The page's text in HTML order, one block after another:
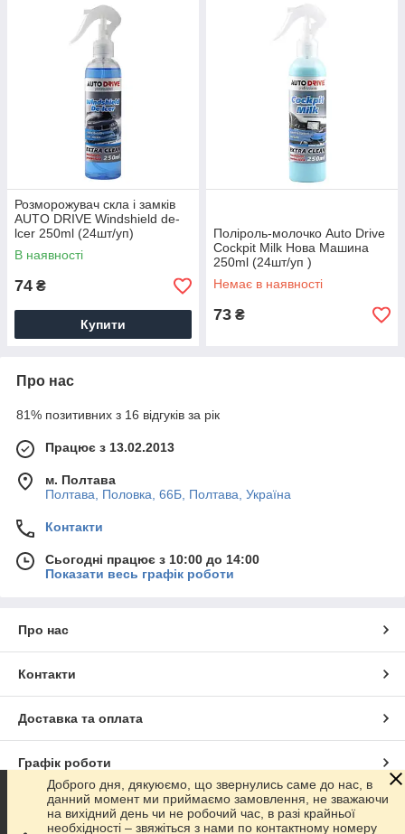
Розморожувач скла і замків
AUTO DRIVE Windshield de-
lcer 250ml (24шт/уп)
В наявності
74 ₴
Купити
Поліроль-молочко Auto Drive
Cockpit Milk Нова Машина
250ml (24шт/уп )
Немає в наявності
73 ₴
Про нас
81% позитивних з 16 відгуків за рік
Працює з 13.02.2013
м. Полтава
Полтава, Половка, 66Б, Полтава, Україна
Контакти
Сьогодні працює з 10:00 до 14:00
Показати весь графік роботи
Про нас
Контакти
Доставка та оплата
Графік роботи
Повна версія сайту
Доброго дня, дякуюємо, що звернулись саме до нас, в
данний момент ми приймаємо замовлення, не зважаючи
на вихідний день чи не робочий час, в разі крайньої
необхідності – звяжіться з нами по контактному номеру